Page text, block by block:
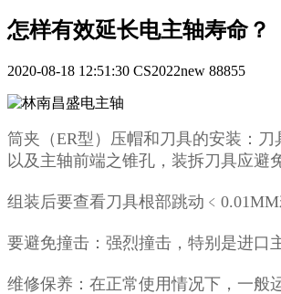
怎样有效延长电主轴寿命？
2020-08-18 12:51:30 CS2022new 88855
筒夹（ER型）压帽和刀具的安装：
以及主轴前端之锥孔，装拆刀具应避
组装后要查看刀具根部跳动
要避免撞击：强烈撞击，特别是进口
维修保养：在正常使用情况下，一般